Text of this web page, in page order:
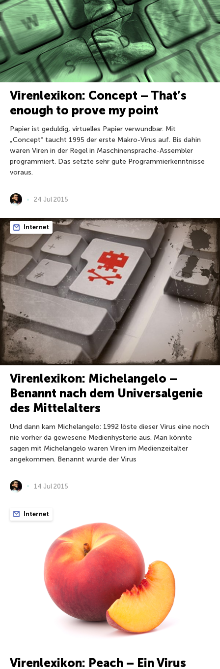
Virenlexikon: Concept – That’s
enough to prove my point
Papier ist geduldig, virtuelles Papier verwundbar. Mit
„Concept“ taucht 1995 der erste Makro-Virus auf. Bis dahin
waren Viren in der Regel in Maschinensprache-Assembler
programmiert. Das setzte sehr gute Programmierkenntnisse
voraus.
24 Jul 2015
Internet
Virenlexikon: Michelangelo –
Benannt nach dem Universalgenie
des Mittelalters
Und dann kam Michelangelo: 1992 löste dieser Virus eine noch
nie vorher da gewesene Medienhysterie aus. Man könnte
sagen mit Michelangelo waren Viren im Medienzeitalter
angekommen. Benannt wurde der Virus
14 Jul 2015
Internet
Virenlexikon: Peach – Ein Virus